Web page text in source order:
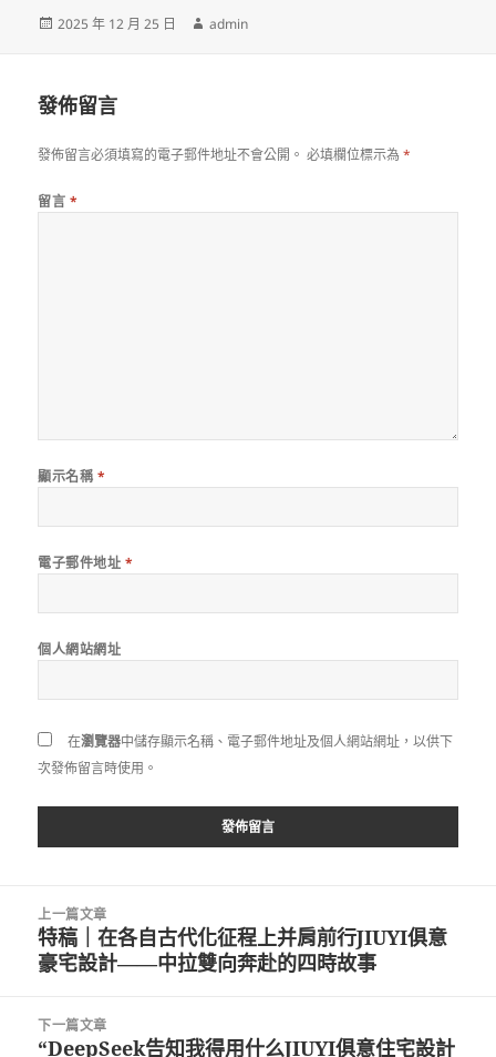
發
2025 年 12 月 25 日
作
admin
發佈留言
發佈留言必須填寫的電子郵件地址不會公開。 必填欄位標示為*
留言 *
顯示名稱 *
電子郵件地址 *
個人網站網址
在瀏覽器中儲存顯示名稱、電子郵件地址及個人網站網址，以供下
次發佈留言時使用。
上一篇文章
上
一
文
章:
特稿｜在各自古代化征程上并肩前行JIUYI俱意
豪宅設計——中拉雙向奔赴的四時故事
下一篇文章
下
“DeepSeek告知我得用什么JIUYI俱意住宅設計